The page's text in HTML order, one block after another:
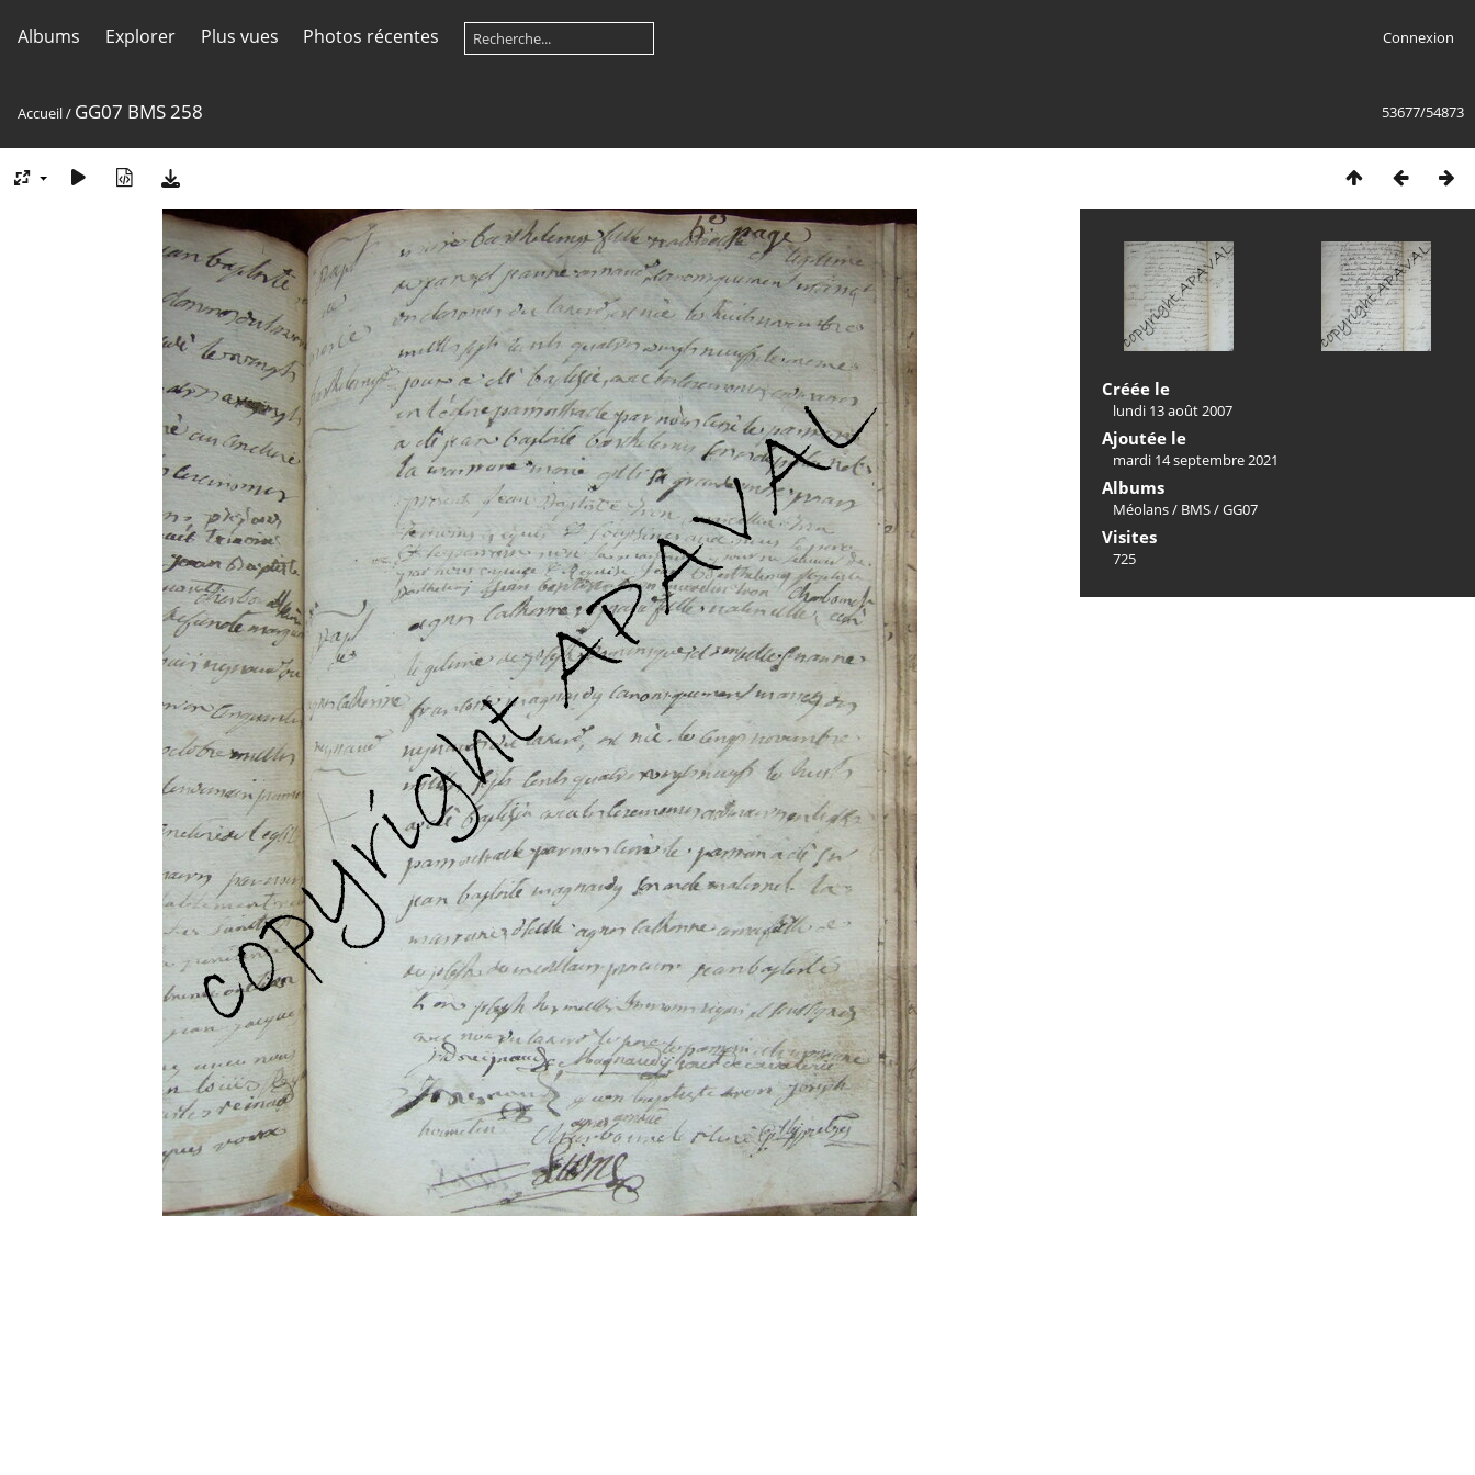
Albums Explorer Plus vues Photos récentes Connexion
53677/54873
Accueil/ GG07 BMS 258
Créée le
lundi 13 août 2007
Ajoutée le
mardi 14 septembre 2021
Albums
Méolans/ BMS/GG07
Visites
725